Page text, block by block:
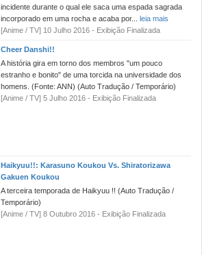
incidente durante o qual ele saca uma espada sagrada
incorporado em uma rocha e acaba por... leia mais
[Anime / TV] 10 Julho 2016 - Exibição Finalizada
Cheer Danshi!!
A história gira em torno dos membros "um pouco
estranho e bonito" de uma torcida na universidade dos
homens. (Fonte: ANN) (Auto Tradução / Temporário)
[Anime / TV] 5 Julho 2016 - Exibição Finalizada
Haikyuu!!: Karasuno Koukou Vs. Shiratorizawa
Gakuen Koukou
A terceira temporada de Haikyuu !! (Auto Tradução /
Temporário)
[Anime / TV] 8 Outubro 2016 - Exibição Finalizada